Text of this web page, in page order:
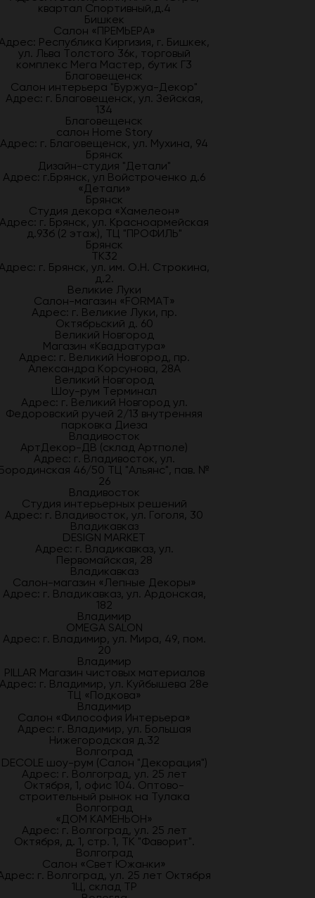
квартал Спортивный,д.4
Бишкек
Салон «ПРЕМЬЕРА»
Республика Киргизия, г. Бишкек,
ул. Льва Толстого 36к, торговый
комплекс Мега Мастер, бутик Г3
Благовещенск
Салон интерьера "Буржуа-Декор"
Адрес: г. Благовещенск, ул. Зейская,
134
Благовещенск
салон Home Story
Адрес: г. Благовещенск, ул. Мухина, 94
Брянск
Дизайн-студия "Детали"
Адрес: г.Брянск, ул Войстроченко д.6
«Детали»
Брянск
Студия декора «Хамелеон»
Адрес: г. Брянск, ул. Красноармейская
д.93б (2 этаж), ТЦ "ПРОФИЛЬ"
Брянск
ТК32
г. Брянск, ул. им. О.Н. Строкина,
д.2.
Великие Луки
Салон-магазин «FORMAT»
Адрес: г. Великие Луки, пр.
Октябрьский д. 60
Великий Новгород
Магазин «Квадратура»
Адрес: г. Великий Новгород, пр.
Александра Корсунова, 28А
Великий Новгород
Шоу-рум Терминал
Адрес: г. Великий Новгород ул.
Федоровский ручей 2/13 внутренняя
парковка Диеза
Владивосток
АртДекор-ДВ (склад Артполе)
Адрес: г. Владивосток, ул.
46/50 ТЦ "Альянс", пав. №
26
Владивосток
Студия интерьерных решений
Адрес: г. Владивосток, ул. Гоголя, 30
Владикавказ
DESIGN MARKET
Адрес: г. Владикавказ, ул.
Первомайская, 28
Владикавказ
Салон-магазин «Лепные Декоры»
Адрес: г. Владикавказ, ул. Ардонская,
182
Владимир
OMEGA SALON
Адрес: г. Владимир, ул. Мира, 49, пом.
20
Владимир
PILLAR Магазин чистовых материалов
Адрес: г. Владимир, ул. Куйбышева 28е
ТЦ «Подкова»
Владимир
Салон «Философия Интерьера»
Адрес: г. Владимир, ул. Большая
Нижегородская д.32
Волгоград
DECOLE шоу-рум (Салон "Декорация")
Адрес: г. Волгоград, ул. 25 лет
Октября, 1, офис 104. Оптово-
строительный рынок на Тулака
Волгоград
«ДОМ КАМЕНЬОН»
Адрес: г. Волгоград, ул. 25 лет
Октября, д. 1, стр. 1, ТК "Фаворит".
Волгоград
Салон «Свет Южанки»
г. Волгоград, ул. 25 лет Октября
1Ц, склад ТР